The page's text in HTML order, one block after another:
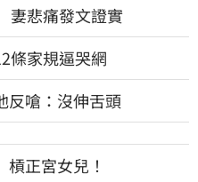
悲痛發文證實
條家規逼哭網
嗆：沒伸舌頭
正宮女兒！